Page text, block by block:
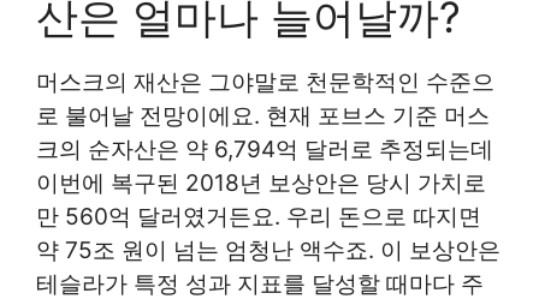
산은 얼마나 늘어날까?
머스크의 재산은 그야말로 천문학적인 수준으
로 불어날 전망이에요. 현재 포브스 기준 머스
크의 순자산은 약 6,794억 달러로 추정되는데
이번에 복구된 2018년 보상안은 당시 가치로
만 560억 달러였거든요. 우리 돈으로 따지면
약 75조 원이 넘는 엄청난 액수죠. 이 보상안은
테슬라가 특정 성과 지표를 달성할 때마다 주